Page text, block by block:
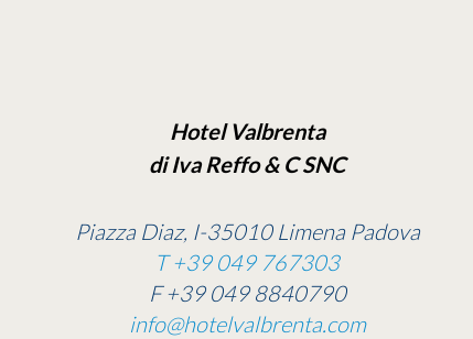
Hotel Valbrenta
di Iva Reffo & C SNC
Piazza Diaz, I-35010 Limena Padova
T +39 049 767303
F +39 049 8840790
info@hotelvalbrenta.com